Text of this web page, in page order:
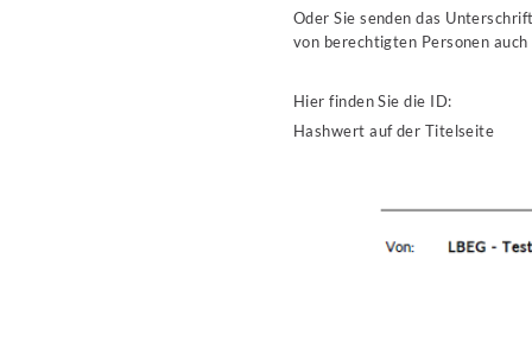
Oder Sie senden das
von berechtigten Personen
Hier finden Sie die ID:
Hashwert auf der Titelseite